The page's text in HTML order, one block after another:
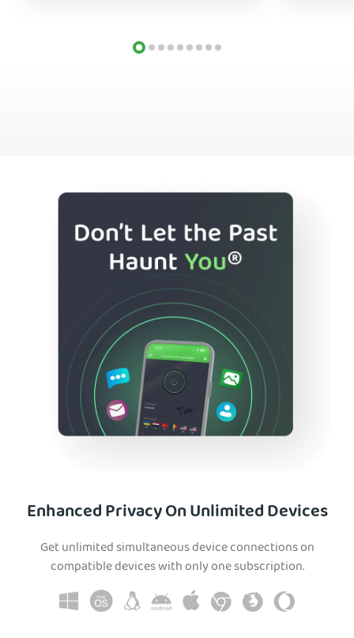
Enhanced Privacy On Unlimited Devices
Get unlimited simultaneous device connections on
compatible devices with only one subscription.